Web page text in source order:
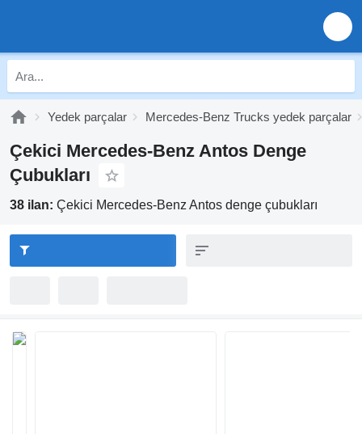
Yedek parçalar Mercedes-Benz Trucks yedek parçalar
Çekici Mercedes-Benz Antos Denge
Çubukları
38 ilan: Çekici Mercedes-Benz Antos denge çubukları